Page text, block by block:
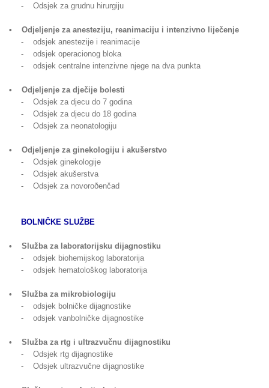
- Odsjek za grudnu hirurgiju
• Odjeljenje za anesteziju, reanimaciju i intenzivno liječenje
- odsjek anestezije i reanimacije
- odsjek operacionog bloka
- odsjek centralne intenzivne njege na dva punkta
• Odjeljenje za dječije bolesti
- Odsjek za djecu do 7 godina
- Odsjek za djecu do 18 godina
- Odsjek za neonatologiju
• Odjeljenje za ginekologiju i akušerstvo
- Odsjek ginekologije
- Odsjek akušerstva
- Odsjek za novoroðenčad
BOLNIČKE SLUŽBE
• Služba za laboratorijsku dijagnostiku
- odsjek biohemijskog laboratorija
- odsjek hematološkog laboratorija
• Služba za mikrobiologiju
- odsjek bolničke dijagnostike
- odsjek vanbolničke dijagnostike
• Služba za rtg i ultrazvučnu dijagnostiku
- Odsjek rtg dijagnostike
- Odsjek ultrazvučne dijagnostike